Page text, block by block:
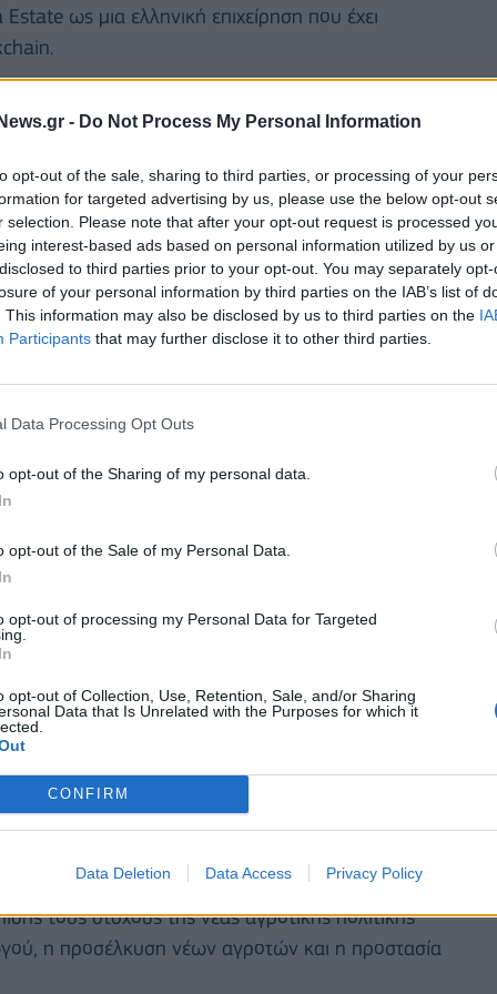
- Do Not Process My Personal Information
opt-out of the sale, sharing to third parties, or processing of your
for targeted advertising by us, please use the below opt-out
selection. Please note that after your opt-out request is processed
interest-based ads based on personal information utilized by us
to third parties prior to your opt-out. You may separately
of your personal information by third parties on the IAB’s list of
This information may also be disclosed by us to third parties on the
Participants that may further disclose it to other third parties.
Data Processing Opt Outs
opt-out of the Sharing of my personal data.
opt-out of the Sale of my Personal Data.
opt-out of processing my Personal Data for Targeted
opt-out of Collection, Use, Retention, Sale, and/or Sharing
Data that Is Unrelated with the Purposes for which it
CONFIRM
Data Deletion Data Access Privacy Policy
ως μια ελληνική επιχείρηση που έχει
κεντρικό θέμα το εξαγωγικό ταξίδι: "Από το
συντονίστηκε από τον κ. Δημήτρη
Monkeys. και συμμετείχαν οι: Νικόλαος
Farms, Δημήτριος Καυχίτσας, Πρόεδρος &
& Sr. VP & CEO Jet Set Communications, Άρης
Food, Κώστας Μάστορας, Πρόεδρος της
Greek Cold Storage & Logistics Association.
τρόπος με τον οποίο τα ελληνικά προϊόντα
καταναλωτή, αλλά και το πόσο σημαντική είναι
plan με σκοπό την επιτυχημένη εξαγωγή των
Commercial Specialist, Embassy of the United
Στην Τρίτη ενότητα του forum
χρειάζεται να έχουν οι ελληνικές επιχειρήσεις
των ΗΠΑ. Στην ενότητα συμμετείχαν οι Allen
EAS Consulting Group, Φραγκίσκος
Swiss Approval, Δημήτρης Χρήστου, Director
διάλογο για την αύξηση της
ενίσχυση της εξωστρέφειας, μεταξύ του
Κωνσταντίνου Σκρέκα και του κ. Ηλία
Εμπορικού Επιμελητηρίου. Μεταξύ
Πολιτεία μπορούν να συμβάλλουν στην
προώθηση των ελληνικών προϊόντων
τους στόχους της νέας αγροτικής πολιτικής
η προσέλκυση νέων αγροτών και η προστασία